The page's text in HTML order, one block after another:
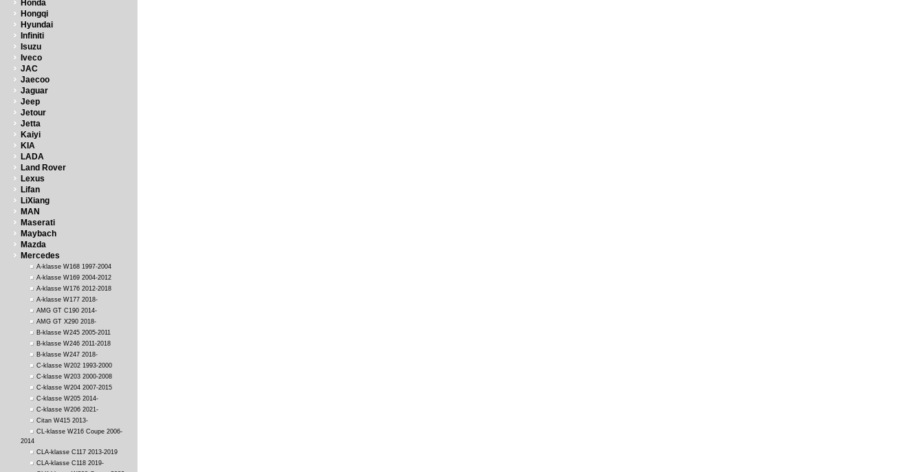
Honda
Hongqi
Hyundai
Infiniti
Isuzu
Iveco
JAC
Jaecoo
Jaguar
Jeep
Jetour
Jetta
Kaiyi
KIA
LADA
Land Rover
Lexus
Lifan
LiXiang
MAN
Maserati
Maybach
Mazda
Mercedes
A-klasse W168 1997-2004
A-klasse W169 2004-2012
A-klasse W176 2012-2018
A-klasse W177 2018-
AMG GT C190 2014-
AMG GT X290 2018-
B-klasse W245 2005-2011
B-klasse W246 2011-2018
B-klasse W247 2018-
C-klasse W202 1993-2000
C-klasse W203 2000-2008
C-klasse W204 2007-2015
C-klasse W205 2014-
C-klasse W206 2021-
Citan W415 2013-
CL-klasse W216 Coupe 2006-
2014
CLA-klasse C117 2013-2019
CLA-klasse C118 2019-